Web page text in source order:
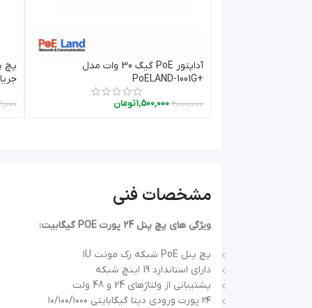
افزودن به سبد خرید
آداپتور PoE گیگ 30 وات مدل
+PoELAND-1001G
2,000,000
1,500,000تومان
مشخصات فنی
ویژگی های پچ پنل 24 پورت POE گیگابیت:
پچ پنل PoE شبکه رک مونت ۱U
دارای استاندارد 19 اینچ شبکه
پشتیبانی از ولتاژهای 24 و 48 ولت
۲۴ پورت ورودی دیتا گیگابایتی ۱۰/۱۰۰/۱۰۰۰